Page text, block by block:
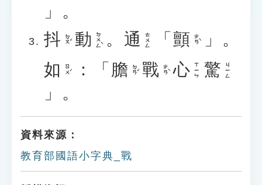
」。
抖 ㄉㄡˇ 動 ㄉㄨㄥˋ 。 通 ㄊㄨㄥ 「 顫 ㄓㄢˋ
」。
如 ㄖㄨˊ ：「 膽 ㄉㄢˇ 戰 ㄓㄢˋ 心 ㄒㄧㄣ 驚 ㄐㄧㄥ
」。
資料來源：
教育部國語小字典_戰